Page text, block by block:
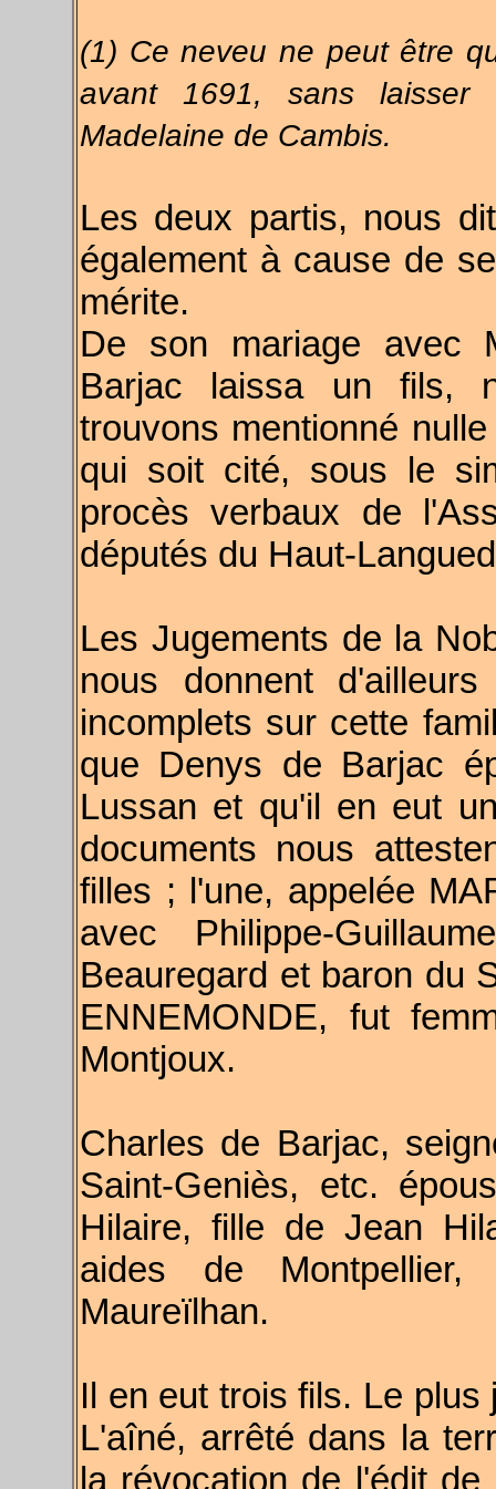
(1) Ce neveu ne peut être
avant 1691, sans laisser
Madelaine de Cambis.
Les deux partis, nous
également à cause de
mérite.
De son mariage avec
Barjac laissa un fils,
trouvons mentionné
qui soit cité, sous le
procès verbaux de
députés du Haut-
Les Jugements de la
nous donnent
incomplets sur cette
que Denys de Barjac
Lussan et qu'il en eut
documents nous
filles ; l'une, appelée
avec Philippe-
Beauregard et baron du
ENNEMONDE, fut
Montjoux.
Charles de Barjac,
Saint-Geniès, etc.
Hilaire, fille de Jean
aides de
Maureïlhan.
Il en eut trois fils. Le
L'aîné, arrêté dans la
la révocation de l'édit